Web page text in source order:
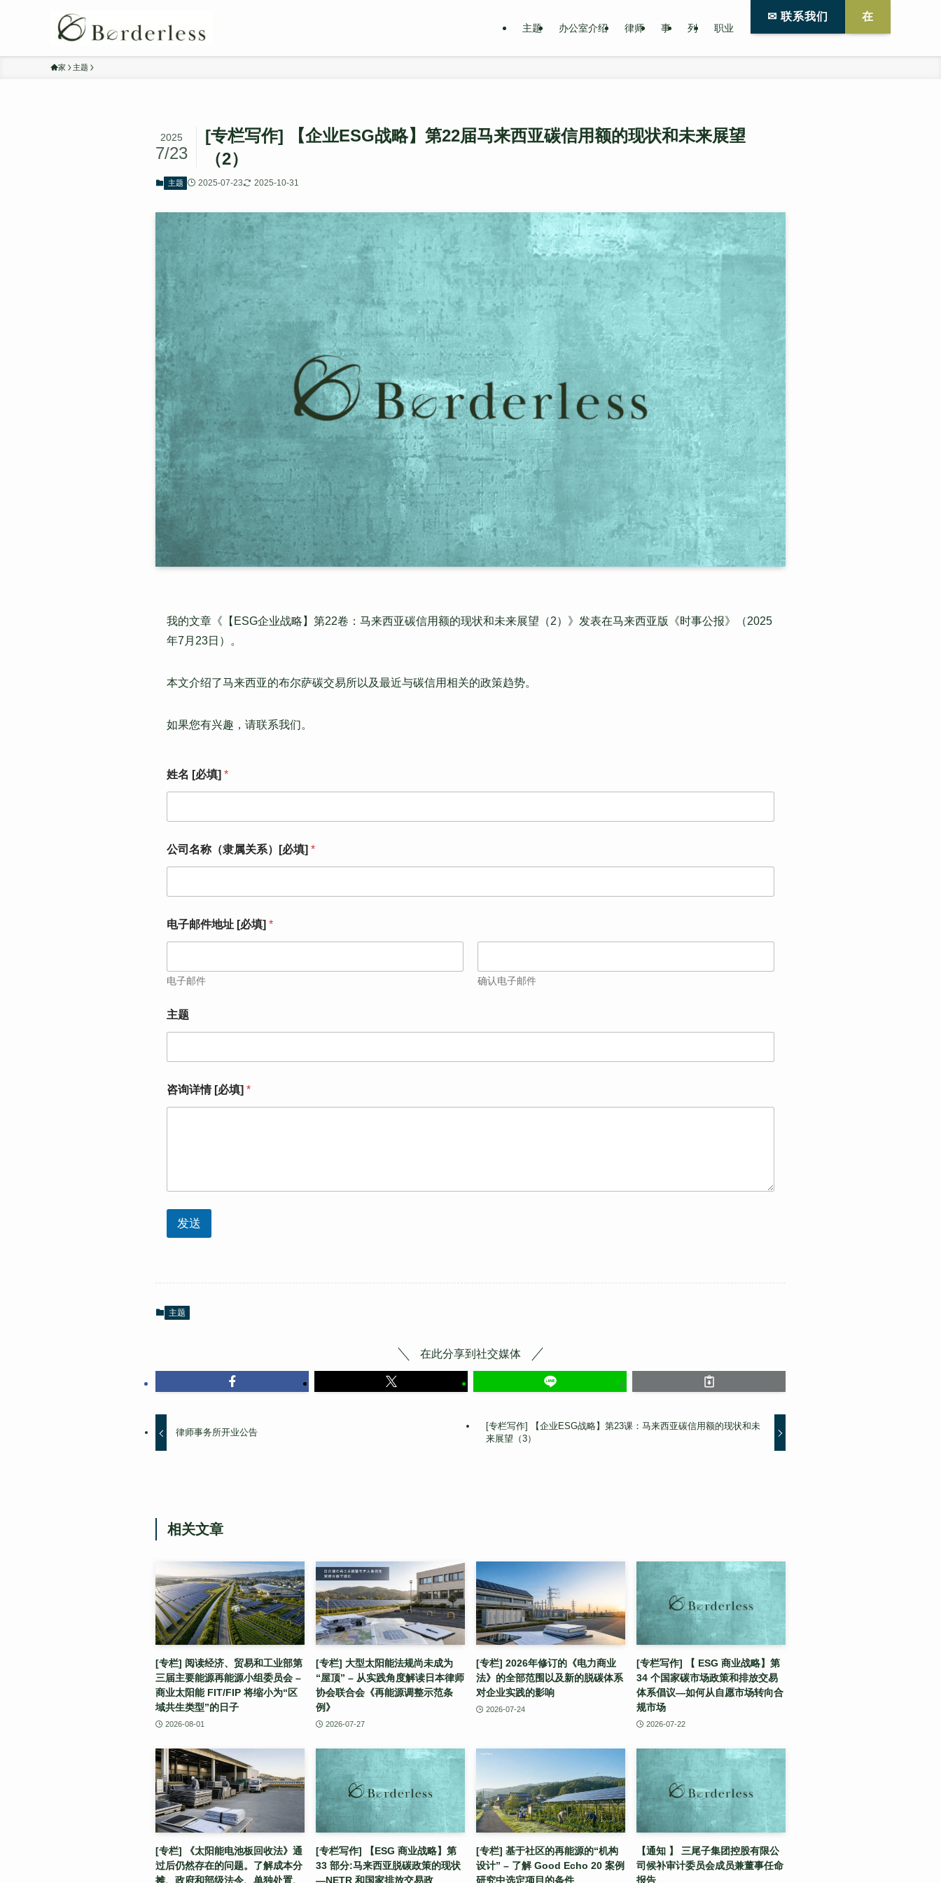
主题 办公室介绍 律师 事 列 职业
✉ 联系我们 在
家 主题
[专栏写作] 【企业ESG战略】第22届马来西亚碳信用额的现状和未来展望
（2）
2025
7/23
主题 2025-07-23 2025-10-31
我的文章《【ESG企业战略】第22卷：马来西亚碳信用额的现状和未来展望（2）》发表在马来西亚版《时事公报》（2025
年7月23日）。
本文介绍了马来西亚的布尔萨碳交易所以及最近与碳信用相关的政策趋势。
如果您有兴趣，请联系我们。
姓名 [必填] *
询
详
详
情
[
填
]
公司名称（隶属关系）[必填] *
电子邮件地址 [必填] *
电子邮件 确认电子邮件
主题
咨询详情 [必填] *
发送
主题
在此分享到社交媒体
律师事务所开业公告
[专栏写作] 【企业ESG战略】第23课：马来西亚碳信用额的现状和未
来展望（3）
相关文章
[专栏] 阅读经济、贸易和工业部第
三届主要能源再能源小组委员会 –
商业太阳能 FIT/FIP 将缩小为“区
域共生类型”的日子
2026-08-01
[专栏] 大型太阳能法规尚未成为
“屋顶” – 从实践角度解读日本律师
协会联合会《再能源调整示范条
例》
2026-07-27
[专栏] 2026年修订的《电力商业
法》的全部范围以及新的脱碳体系
对企业实践的影响
2026-07-24
[专栏写作] 【 ESG 商业战略】第
34 个国家碳市场政策和排放交易
体系倡议—如何从自愿市场转向合
规市场
2026-07-22
[专栏] 《太阳能电池板回收法》通
过后仍然存在的问题。了解成本分
摊、政府和部级法令、单独处置、
[专栏写作] 【ESG 商业战略】第
33 部分:马来西亚脱碳政策的现状
—NETR 和国家排放交易政
[专栏] 基于社区的再能源的“机构
设计” – 了解 Good Echo 20 案例
研究中选定项目的条件
【通知 】 三尾子集团控股有限公
司候补审计委员会成员兼董事任命
报告